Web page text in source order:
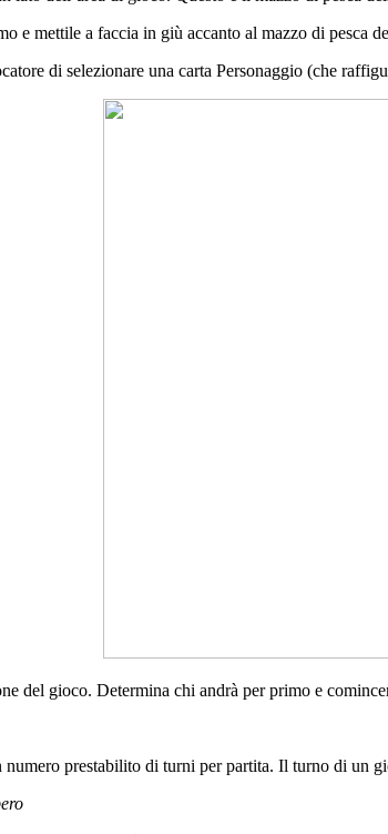
e mettile a faccia in giù accanto al mazzo di pesca
di selezionare una carta Personaggio (che
del gioco. Determina chi andrà per primo e
numero prestabilito di turni per partita. Il turno di un